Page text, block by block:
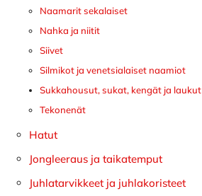
Naamarit sekalaiset
Nahka ja niitit
Siivet
Silmikot ja venetsialaiset naamiot
Sukkahousut, sukat, kengät ja laukut
Tekonenät
Hatut
Jongleeraus ja taikatemput
Juhlatarvikkeet ja juhlakoristeet